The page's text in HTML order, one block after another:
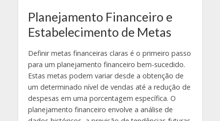
Planejamento Financeiro e
Estabelecimento de Metas
Definir metas financeiras claras é o primeiro passo
para um planejamento financeiro bem-sucedido.
Estas metas podem variar desde a obtenção de
um determinado nível de vendas até a redução de
despesas em uma porcentagem específica. O
planejamento financeiro envolve a análise de